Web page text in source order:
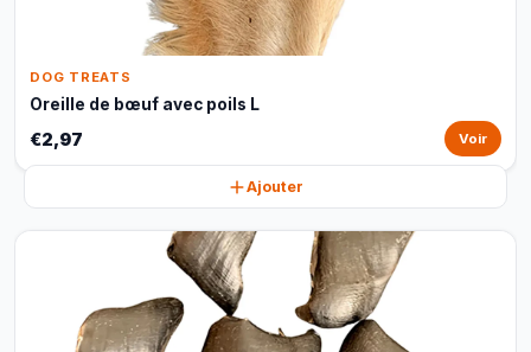
DOG TREATS
Oreille de bœuf avec poils L
€2,97 Voir
Ajouter